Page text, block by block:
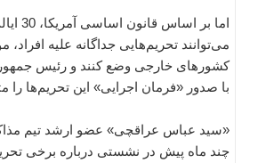
اما بر
می‌توانند تحریم‌هایی جداگانه علیه
کشورهای خارجی وضع کنند و رئیس جمهور
با صدور «فرمان اجرایی» این تحریم‌ها را
«سید عباس عراقچی» عضو ارشد تیم
چند ماه پیش در نشستی درباره برخی